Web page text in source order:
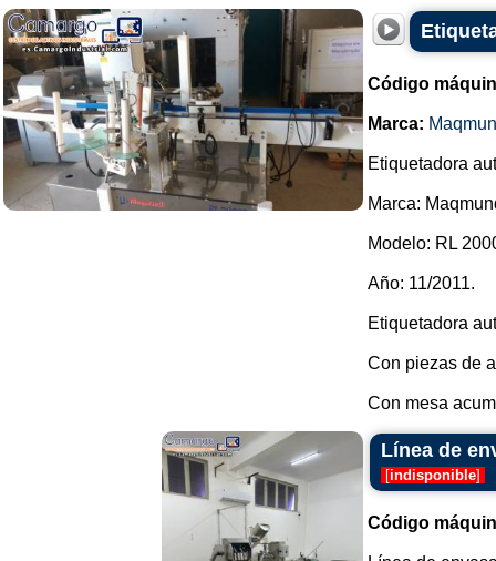
Código
Marca:
Etiquetadora
Marca:
Modelo: RL
Año: 11/2011.
Etiquetadora
Con piezas de
Con mesa
Línea de
[indisponible]
Código